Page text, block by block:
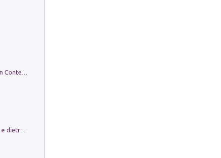
in alto! Livello A1. Con CD-Audio. Con Contenuto digitale per accesso on line